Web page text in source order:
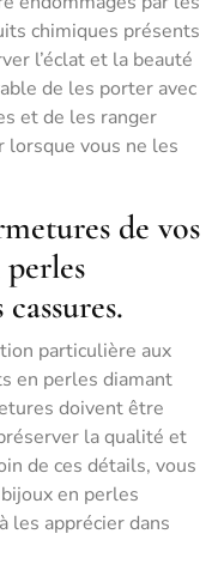
chimiques présents
l’éclat et la beauté
de les porter avec
et de les ranger
lorsque vous ne les
de vos
particulière aux
en perles diamant
doivent être
la qualité et
de ces détails, vous
en perles
les apprécier dans